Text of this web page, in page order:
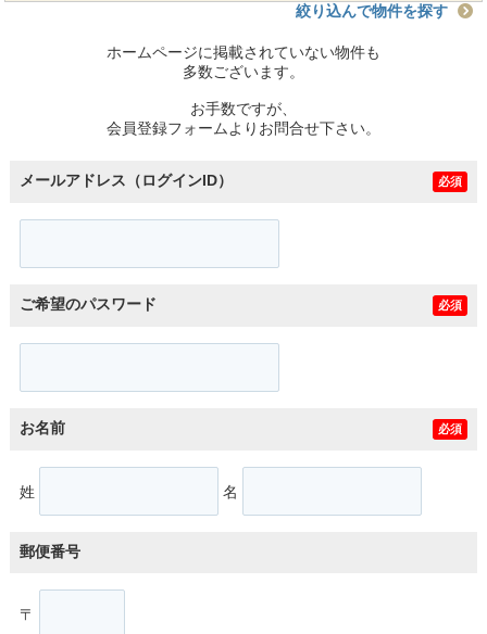
絞り込んで物件を探す
ホームページに掲載されていない物件も
多数ございます。
お手数ですが、
会員登録フォームよりお問合せ下さい。
メールアドレス（ログインID） 必須
ご希望のパスワード 必須
お名前 必須
姓 名
郵便番号
〒